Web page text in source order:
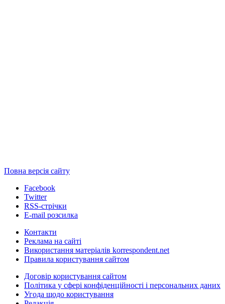
Повна версія сайту
Facebook
Twitter
RSS-стрічки
E-mail розсилка
Контакти
Реклама на сайті
Використання матеріалів korrespondent.net
Правила користування сайтом
Договір користування сайтом
Політика у сфері конфіденційності і персональних даних
Угода щодо користування